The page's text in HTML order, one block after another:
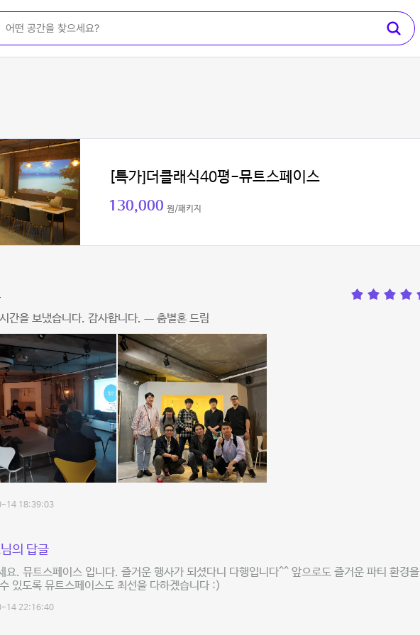
[특가]더클래식40평-뮤트스페이스
130,000 원/패키지
간을 보냈습니다. 감사합니다. ㅡ 춤별혼 드림
14 18:39:03
의 답글
요. 뮤트스페이스 입니다. 즐거운 행사가 되셨다니 다행입니다^^ 앞으로도 즐거운 파티 환경을
있도록 뮤트스페이스도 최선을 다하겠습니다 :)
14 22:16:40